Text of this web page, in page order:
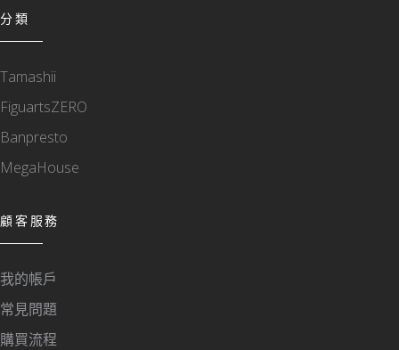
分類
Tamashii
FiguartsZERO
Banpresto
MegaHouse
顧客服務
我的帳戶
常見問題
購買流程